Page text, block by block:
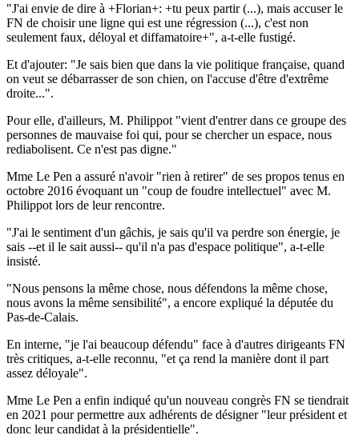
"J'ai envie de dire à +Florian+: +tu peux partir (...), mais accuser le
FN de choisir une ligne qui est une régression (...), c'est non
seulement faux, déloyal et diffamatoire+", a-t-elle fustigé.
Et d'ajouter: "Je sais bien que dans la vie politique française, quand
on veut se débarrasser de son chien, on l'accuse d'être d'extrême
droite...".
Pour elle, d'ailleurs, M. Philippot "vient d'entrer dans ce groupe des
personnes de mauvaise foi qui, pour se chercher un espace, nous
rediabolisent. Ce n'est pas digne."
Mme Le Pen a assuré n'avoir "rien à retirer" de ses propos tenus en
octobre 2016 évoquant un "coup de foudre intellectuel" avec M.
Philippot lors de leur rencontre.
"J'ai le sentiment d'un gâchis, je sais qu'il va perdre son énergie, je
sais --et il le sait aussi-- qu'il n'a pas d'espace politique", a-t-elle
insisté.
"Nous pensons la même chose, nous défendons la même chose,
nous avons la même sensibilité", a encore expliqué la députée du
Pas-de-Calais.
En interne, "je l'ai beaucoup défendu" face à d'autres dirigeants FN
très critiques, a-t-elle reconnu, "et ça rend la manière dont il part
assez déloyale".
Mme Le Pen a enfin indiqué qu'un nouveau congrès FN se tiendrait
en 2021 pour permettre aux adhérents de désigner "leur président et
donc leur candidat à la présidentielle".